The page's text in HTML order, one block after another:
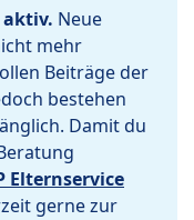
aktiv. Neue
mehr
Beiträge der
bestehen
Damit du
Elternservice
gerne zur